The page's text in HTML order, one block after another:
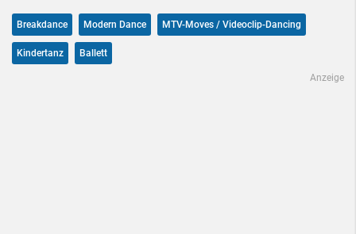
Breakdance Modern Dance MTV-Moves / Videoclip-Dancing
Kindertanz Ballett
Anzeige